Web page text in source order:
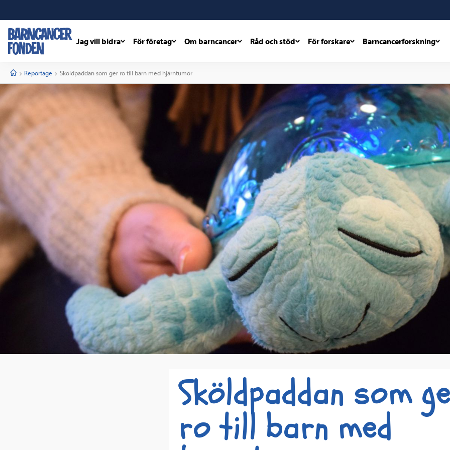
Jag vill bidra För företag Om barncancer Råd och stöd För forskare Barncancerforskning
StartReportage Current:
Sköldpaddan som ger ro till barn med hjärntumör
Sköldpaddan som
ro till barn med